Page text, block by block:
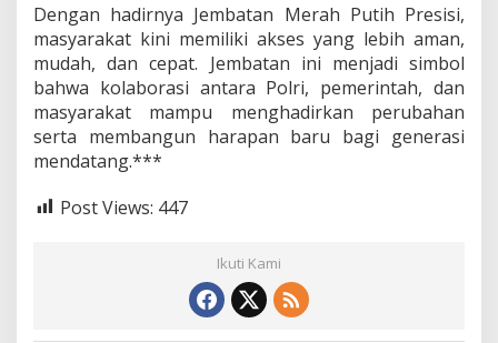
Dengan hadirnya Jembatan Merah Putih Presisi,
masyarakat kini memiliki akses yang lebih aman,
mudah, dan cepat. Jembatan ini menjadi simbol
bahwa kolaborasi antara Polri, pemerintah, dan
masyarakat mampu menghadirkan perubahan
serta membangun harapan baru bagi generasi
mendatang.***
Post Views: 447
Ikuti Kami